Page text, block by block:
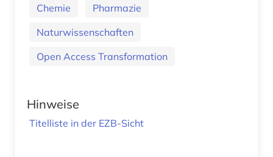
Chemie
Pharmazie
Naturwissenschaften
Open Access Transformation
Hinweise
Titelliste in der EZB-Sicht